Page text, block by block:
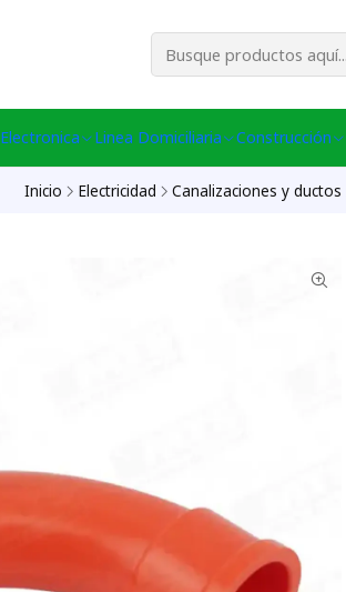
Electronica Linea Domiciliaria Construcción
Inicio Electricidad Canalizaciones y ductos